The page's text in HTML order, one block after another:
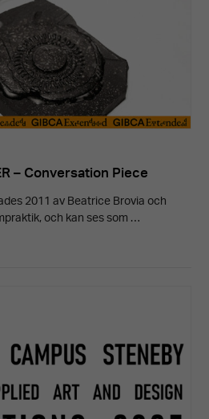
– Conversation Piece
2011 av Beatrice Brovia och
och kan ses som …